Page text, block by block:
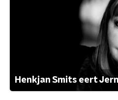
Henkjan Smits eert